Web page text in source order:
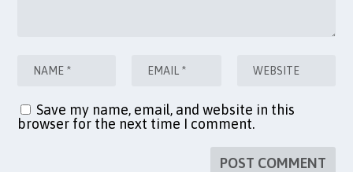
Save my name, email, and website in this
browser for the next time I comment.